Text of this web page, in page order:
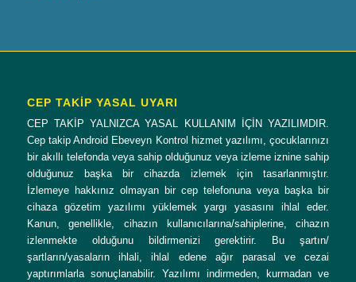
CEP TAKİP YASAL UYARI
CEP TAKİP YALNIZCA YASAL KULLANIM İÇİN YAZILIMDIR.
Cep takip Android Ebeveyn Kontrol hizmet yazılımı, çocuklarınızı
bir akıllı telefonda veya sahip olduğunuz veya izleme iznine sahip
olduğunuz başka bir cihazda izlemek için tasarlanmıştır.
İzlemeye hakkınız olmayan bir cep telefonuna veya başka bir
cihaza gözetim yazılımı yüklemek yargı yasasını ihlal eder.
Kanun, genellikle, cihazın kullanıcılarına/sahiplerine, cihazın
izlenmekte olduğunu bildirmenizi gerektirir. Bu şartın/
şartların/yasaların ihlali, ihlal edene ağır parasal ve cezai
yaptırımlarla sonuçlanabilir. Yazılımı indirmeden, kurmadan ve